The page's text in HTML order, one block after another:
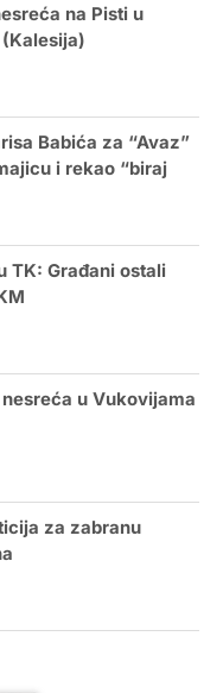
na Pisti u
Babića za “Avaz”
i rekao “biraj
TK: Građani ostali
u Vukovijama
za zabranu